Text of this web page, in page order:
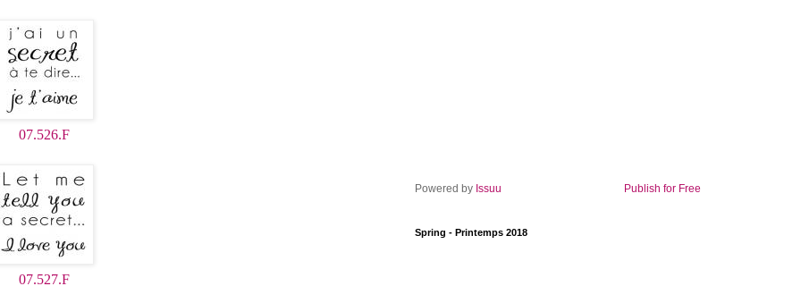
07.526.F
07.527.F
Powered by Issuu Publish for Free
Spring - Printemps 2018